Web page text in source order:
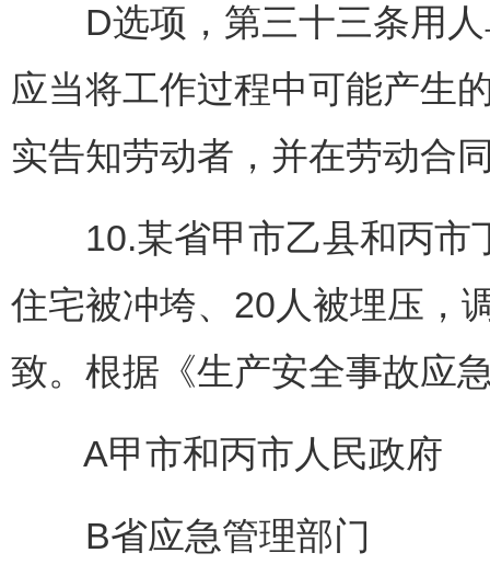
D选项，第三十三条用人
应当将工作过程中可能产生
实告知劳动者，并在劳动合
10.某省甲市乙县和丙市
住宅被冲垮、20人被埋压，
致。根据《生产安全事故应
A甲市和丙市人民政府
B省应急管理部门